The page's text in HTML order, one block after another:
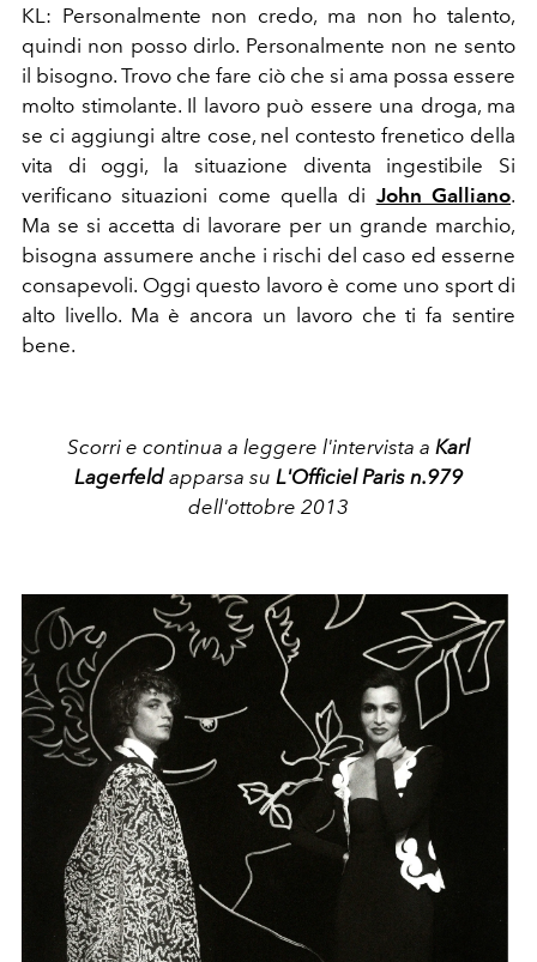
KL: Personalmente non credo, ma non ho talento,
quindi non posso dirlo. Personalmente non ne sento
il bisogno. Trovo che fare ciò che si ama possa essere
molto stimolante. Il lavoro può essere una droga, ma
se ci aggiungi altre cose, nel contesto frenetico della
vita di oggi, la situazione diventa ingestibile Si
verificano situazioni come quella di John Galliano.
Ma se si accetta di lavorare per un grande marchio,
bisogna assumere anche i rischi del caso ed esserne
consapevoli. Oggi questo lavoro è come uno sport di
alto livello. Ma è ancora un lavoro che ti fa sentire
bene.
Scorri e continua a leggere l'intervista a Karl
Lagerfeld apparsa su L'Officiel Paris n.979
dell'ottobre 2013